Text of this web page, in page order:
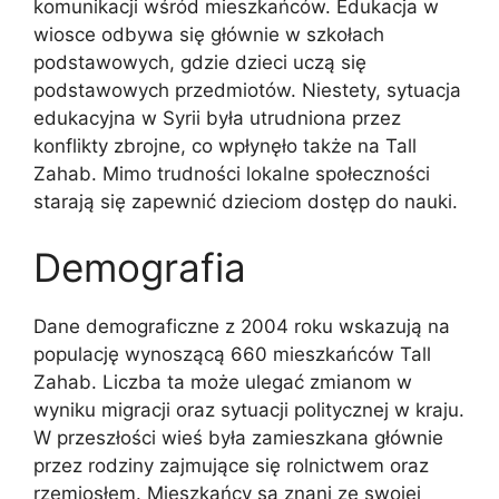
komunikacji wśród mieszkańców. Edukacja w
wiosce odbywa się głównie w szkołach
podstawowych, gdzie dzieci uczą się
podstawowych przedmiotów. Niestety, sytuacja
edukacyjna w Syrii była utrudniona przez
konflikty zbrojne, co wpłynęło także na Tall
Zahab. Mimo trudności lokalne społeczności
starają się zapewnić dzieciom dostęp do nauki.
Demografia
Dane demograficzne z 2004 roku wskazują na
populację wynoszącą 660 mieszkańców Tall
Zahab. Liczba ta może ulegać zmianom w
wyniku migracji oraz sytuacji politycznej w kraju.
W przeszłości wieś była zamieszkana głównie
przez rodziny zajmujące się rolnictwem oraz
rzemiosłem. Mieszkańcy są znani ze swojej